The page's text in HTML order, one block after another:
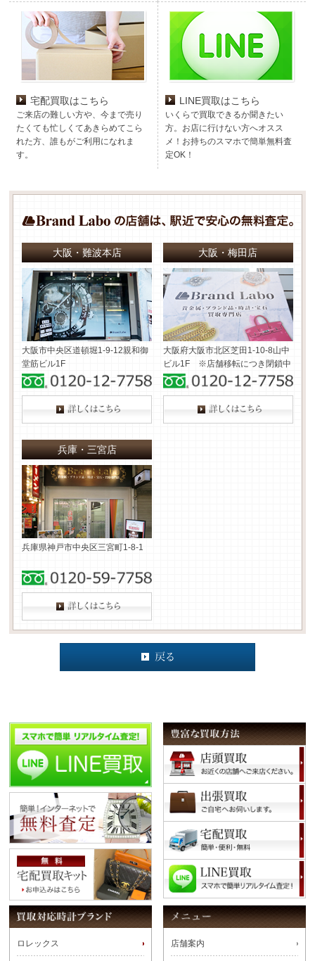
宅配買取はこちら
ご来店の難しい方や、今まで売り
たくても忙しくてあきらめてこら
れた方、誰もがご利用になれま
す。
LINE買取はこちら
いくらで買取できるか聞きたい
方。お店に行けない方へオスス
メ！お持ちのスマホで簡単無料査
定OK！
大阪・難波本店
大阪市中央区道頓堀1-9-12親和御
堂筋ビル1F
大阪・梅田店
大阪府大阪市北区芝田1-10-8山中
ビル1F ※店舗移転につき閉鎖中
兵庫・三宮店
兵庫県神戸市中央区三宮町1-8-1
ロレックス 店舗案内